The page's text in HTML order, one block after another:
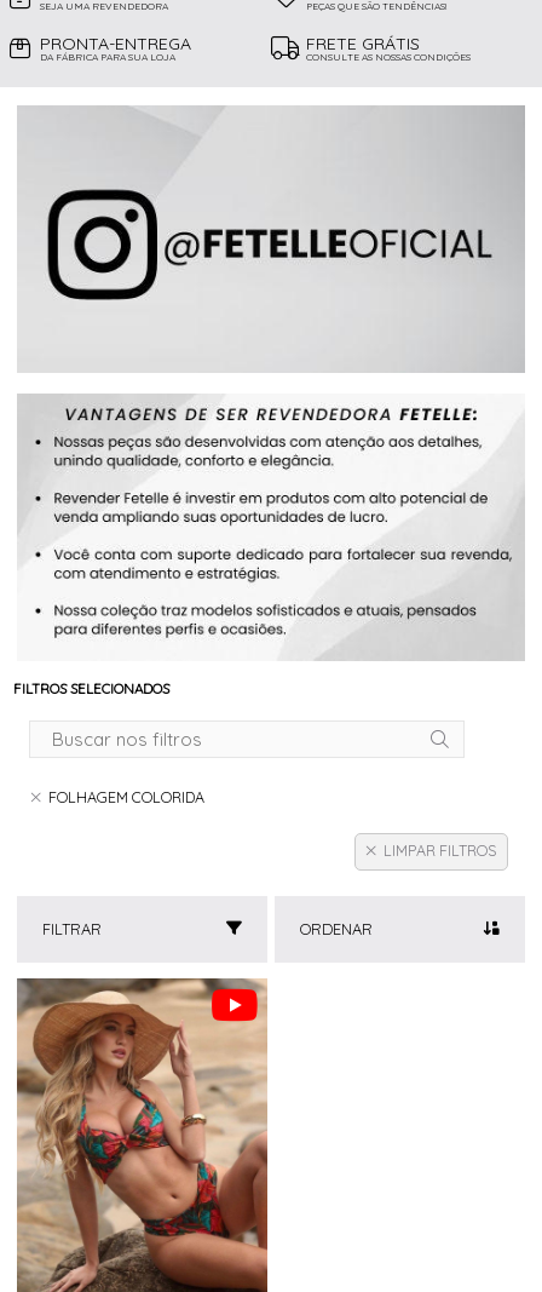
SEJA UMA REVENDEDORA PEÇAS QUE SÃO TENDÊNCIAS!
PRONTA-ENTREGA
DA FÁBRICA PARA SUA LOJA
FRETE GRÁTIS
CONSULTE AS NOSSAS CONDIÇÕES
FILTROS SELECIONADOS
FOLHAGEM COLORIDA
LIMPAR FILTROS
FILTRAR ORDENAR